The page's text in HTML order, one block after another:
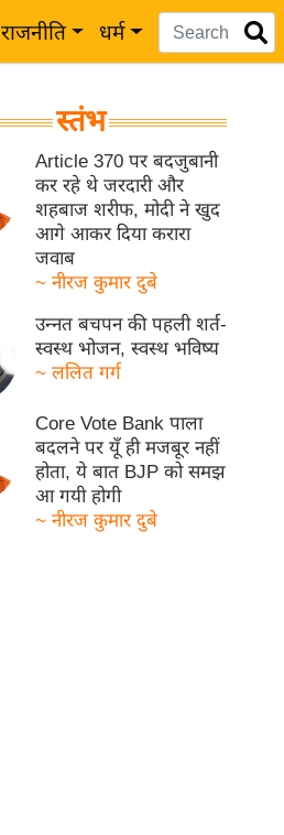
राजनीति धर्म
स्तंभ
Article 370 पर बदजुबानी
कर रहे थे जरदारी और
शहबाज शरीफ, मोदी ने खुद
आगे आकर दिया करारा
जवाब
~ नीरज कुमार दुबे
उन्नत बचपन की पहली शर्त-
स्वस्थ भोजन, स्वस्थ भविष्य
~ ललित गर्ग
Core Vote Bank पाला
बदलने पर यूँ ही मजबूर नहीं
होता, ये बात BJP को समझ
आ गयी होगी
~ नीरज कुमार दुबे